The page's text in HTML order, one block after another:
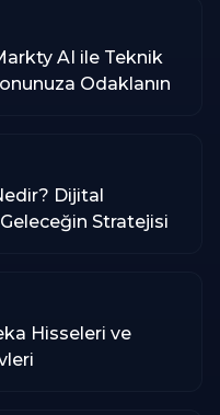
AI ile Teknik
Odaklanın
Dijital
Stratejisi
Hisseleri ve